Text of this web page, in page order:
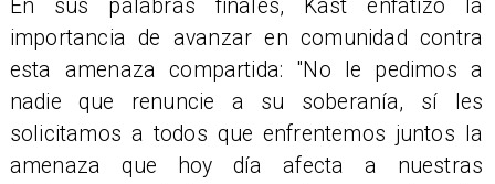
En sus palabras finales, Kast enfatizó la
importancia de avanzar en comunidad contra
esta amenaza compartida: "No le pedimos a
nadie que renuncie a su soberanía, sí les
solicitamos a todos que enfrentemos juntos la
amenaza que hoy día afecta a nuestras